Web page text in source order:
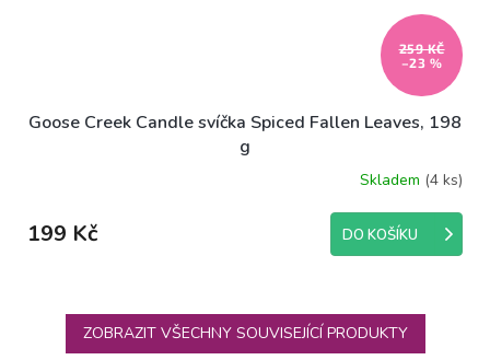
259 KČ
–23 %
Goose Creek Candle svíčka Spiced Fallen Leaves, 198
g
Skladem (4 ks)
199 Kč DO KOŠÍKU
ZOBRAZIT VŠECHNY SOUVISEJÍCÍ PRODUKTY